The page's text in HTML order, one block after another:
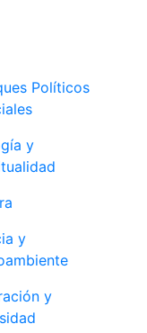
Políticos
y
y
y